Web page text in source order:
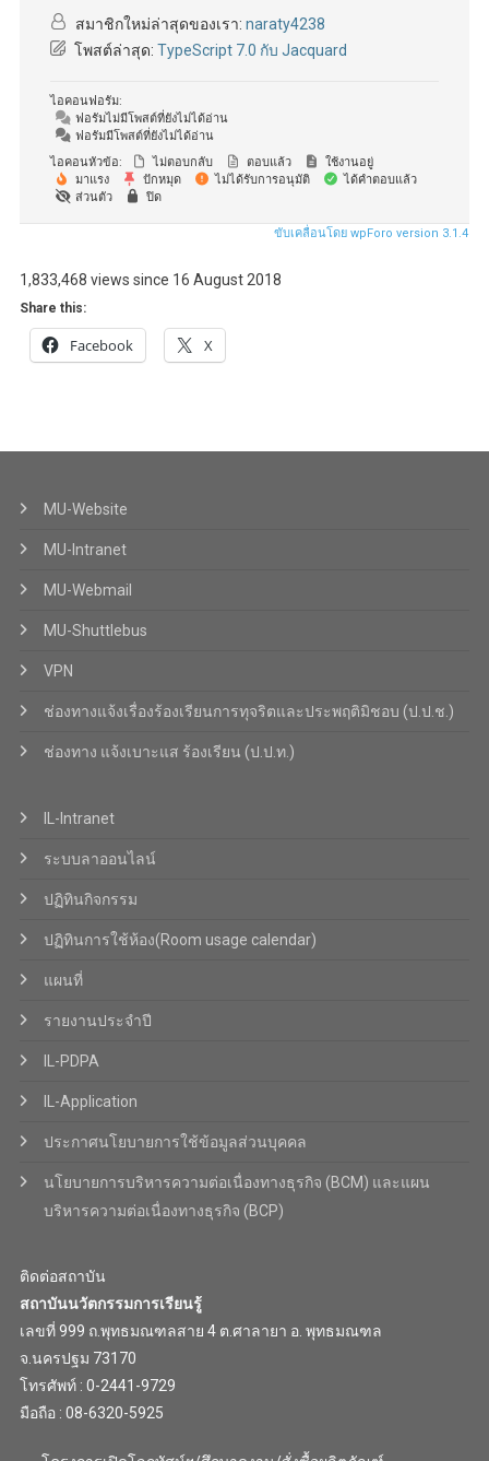
สมาชิกใหม่ล่าสุดของเรา: naraty4238
โพสต์ล่าสุด: TypeScript 7.0 กับ Jacquard
ไอคอนฟอรัม:
ฟอรัมไม่มีโพสต์ที่ยังไม่ได้อ่าน
ฟอรัมมีโพสต์ที่ยังไม่ได้อ่าน
ไอคอนหัวข้อ:
ไม่ตอบกลับ ตอบแล้ว
ใช้งานอยู่
มาแรง
ปักหมุด ไม่ได้รับการอนุมัติ
ได้คำตอบแล้ว
ส่วนตัว
ปิด
ขับเคลื่อนโดย wpForo version 3.1.4
1,833,468 views since 16 August 2018
Share this:
Facebook X
MU-Website
MU-Intranet
MU-Webmail
MU-Shuttlebus
VPN
ช่องทางแจ้งเรื่องร้องเรียนการทุจริตและประพฤติมิชอบ (ป.ป.ช.)
ช่องทาง แจ้งเบาะแส ร้องเรียน (ป.ป.ท.)
IL-Intranet
ระบบลาออนไลน์
ปฏิทินกิจกรรม
ปฏิทินการใช้ห้อง(Room usage calendar)
แผนที่
รายงานประจำปี
IL-PDPA
IL-Application
ประกาศนโยบายการใช้ข้อมูลส่วนบุคคล
นโยบายการบริหารความต่อเนื่องทางธุรกิจ (BCM) และแผน
บริหารความต่อเนื่องทางธุรกิจ (BCP)
ติดต่อสถาบัน
สถาบันนวัตกรรมการเรียนรู้
เลขที่ 999 ถ.พุทธมณฑลสาย 4 ต.ศาลายา อ. พุทธมณฑล
จ.นครปฐม 73170
โทรศัพท์ : 0-2441-9729
มือถือ : 08-6320-5925